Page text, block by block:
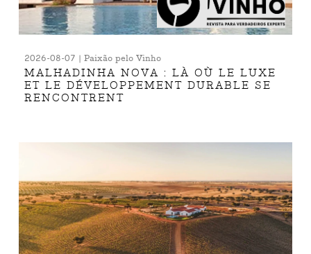
2026-08-07 | Paixão pelo Vinho
MALHADINHA NOVA : LÀ OÙ LE LUXE
ET LE DÉVELOPPEMENT DURABLE SE
RENCONTRENT